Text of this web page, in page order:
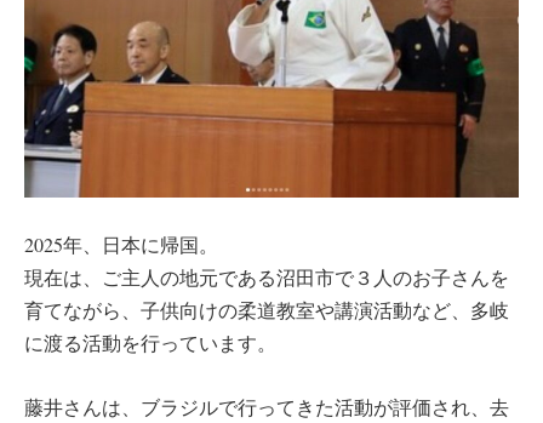
2025年、日本に帰国。
現在は、ご主人の地元である沼田市で３人のお子さんを
育てながら、子供向けの柔道教室や講演活動など、多岐
に渡る活動を行っています。
藤井さんは、ブラジルで行ってきた活動が評価され、去